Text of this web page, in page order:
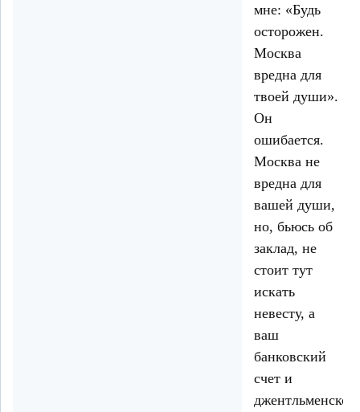
мне: «Будь
осторожен.
Москва
вредна для
твоей души».
Он
ошибается.
Москва не
вредна для
вашей души,
но, бьюсь об
заклад, не
стоит тут
искать
невесту, а
ваш
банковский
счет и
джентльменское